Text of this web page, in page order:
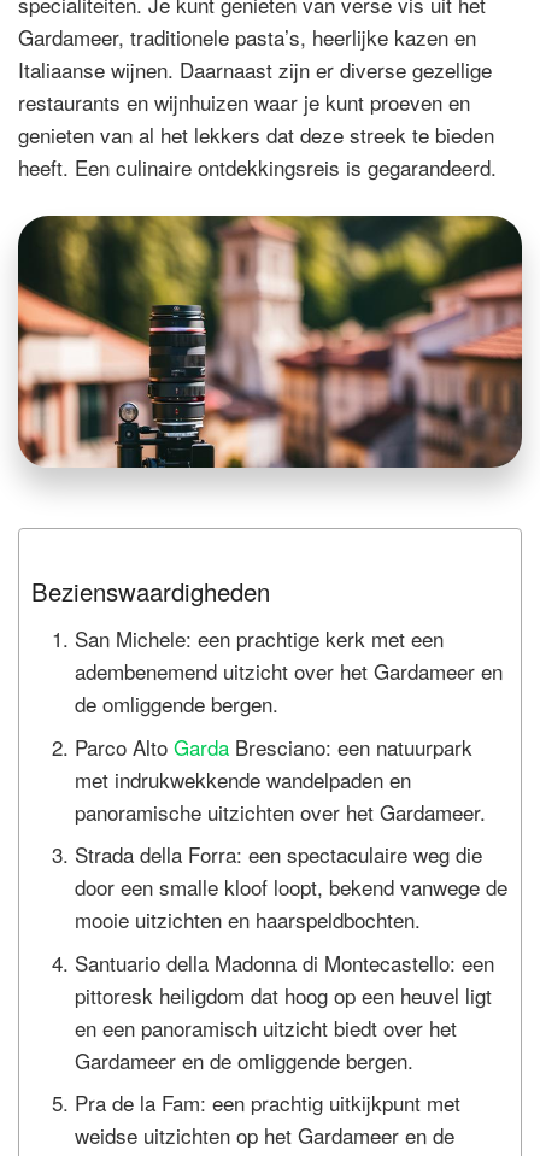
Gardameer, traditionele pasta’s, heerlijke kazen en
Italiaanse wijnen. Daarnaast zijn er diverse gezellige
restaurants en wijnhuizen waar je kunt proeven en
genieten van al het lekkers dat deze streek te bieden
heeft. Een culinaire ontdekkingsreis is gegarandeerd.
Bezienswaardigheden
San Michele: een prachtige kerk met een
adembenemend uitzicht over het Gardameer en
de omliggende bergen.
Parco AltoGarda Bresciano: een natuurpark
met indrukwekkende wandelpaden en
panoramische uitzichten over het Gardameer.
Strada della Forra: een spectaculaire weg die
door een smalle kloof loopt, bekend vanwege de
mooie uitzichten en haarspeldbochten.
Santuario della Madonna di Montecastello: een
pittoresk heiligdom dat hoog op een heuvel ligt
en een panoramisch uitzicht biedt over het
Gardameer en de omliggende bergen.
Pra de la Fam: een prachtig uitkijkpunt met
weidse uitzichten op het Gardameer en de